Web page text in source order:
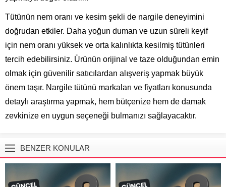
Tütünün nem oranı ve kesim şekli de nargile deneyimini
doğrudan etkiler. Daha yoğun duman ve uzun süreli keyif
için nem oranı yüksek ve orta kalınlıkta kesilmiş tütünleri
tercih edebilirsiniz. Ürünün orijinal ve taze olduğundan emin
olmak için güvenilir satıcılardan alışveriş yapmak büyük
önem taşır. Nargile tütünü markaları ve fiyatları konusunda
detaylı araştırma yapmak, hem bütçenize hem de damak
zevkinize en uygun seçeneği bulmanızı sağlayacaktır.
BENZER KONULAR